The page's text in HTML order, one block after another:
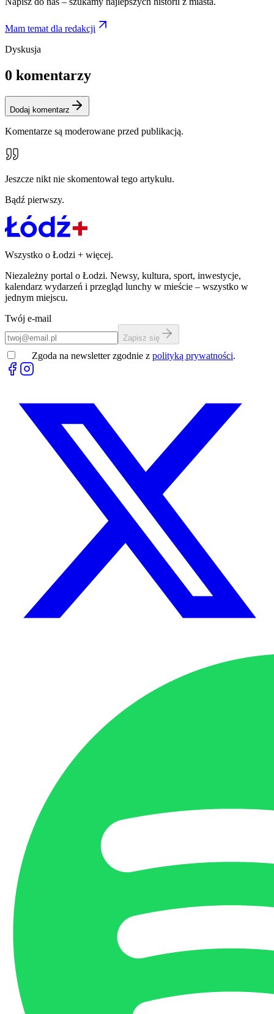
Mam temat dla redakcji
Dyskusja
0 komentarzy
Dodaj komentarz
Komentarze są moderowane przed publikacją.
Jeszcze nikt nie skomentował tego artykułu.
Bądź pierwszy.
Wszystko o Łodzi + więcej.
Niezależny portal o Łodzi. Newsy, kultura, sport, inwestycje,
kalendarz wydarzeń i przegląd lunchy w mieście – wszystko w
jednym miejscu.
Twój e-mail
Zapisz się
Zgoda na newsletter zgodnie z polityką prywatności.